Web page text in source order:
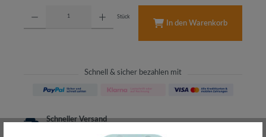
Stück
In den Warenkorb
Schnell & sicher bezahlen mit
Schneller Versand